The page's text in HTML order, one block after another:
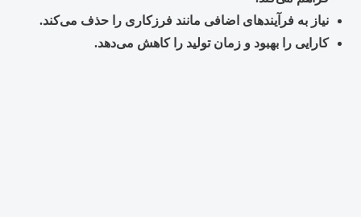
نیاز به فرآیندهای اضافی مانند فرزکاری را حذف می‌کند.
کارایی را بهبود و زمان تولید را کاهش می‌دهد.